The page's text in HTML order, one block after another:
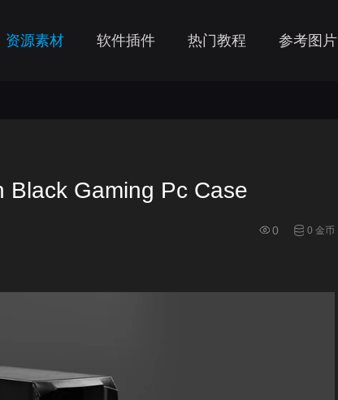
资源素材 软件插件 热门教程 参考图片
Black Gaming Pc Case
0 0 金币